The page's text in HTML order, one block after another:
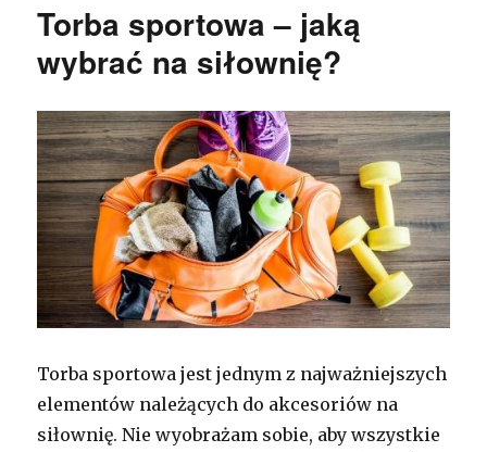
Torba sportowa – jaką
wybrać na siłownię?
Torba sportowa jest jednym z najważniejszych
elementów należących do akcesoriów na
siłownię. Nie wyobrażam sobie, aby wszystkie